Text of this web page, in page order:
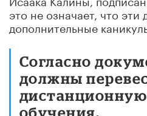
это не означает, что эти
дополнительные
Согласно
должны
обучения.